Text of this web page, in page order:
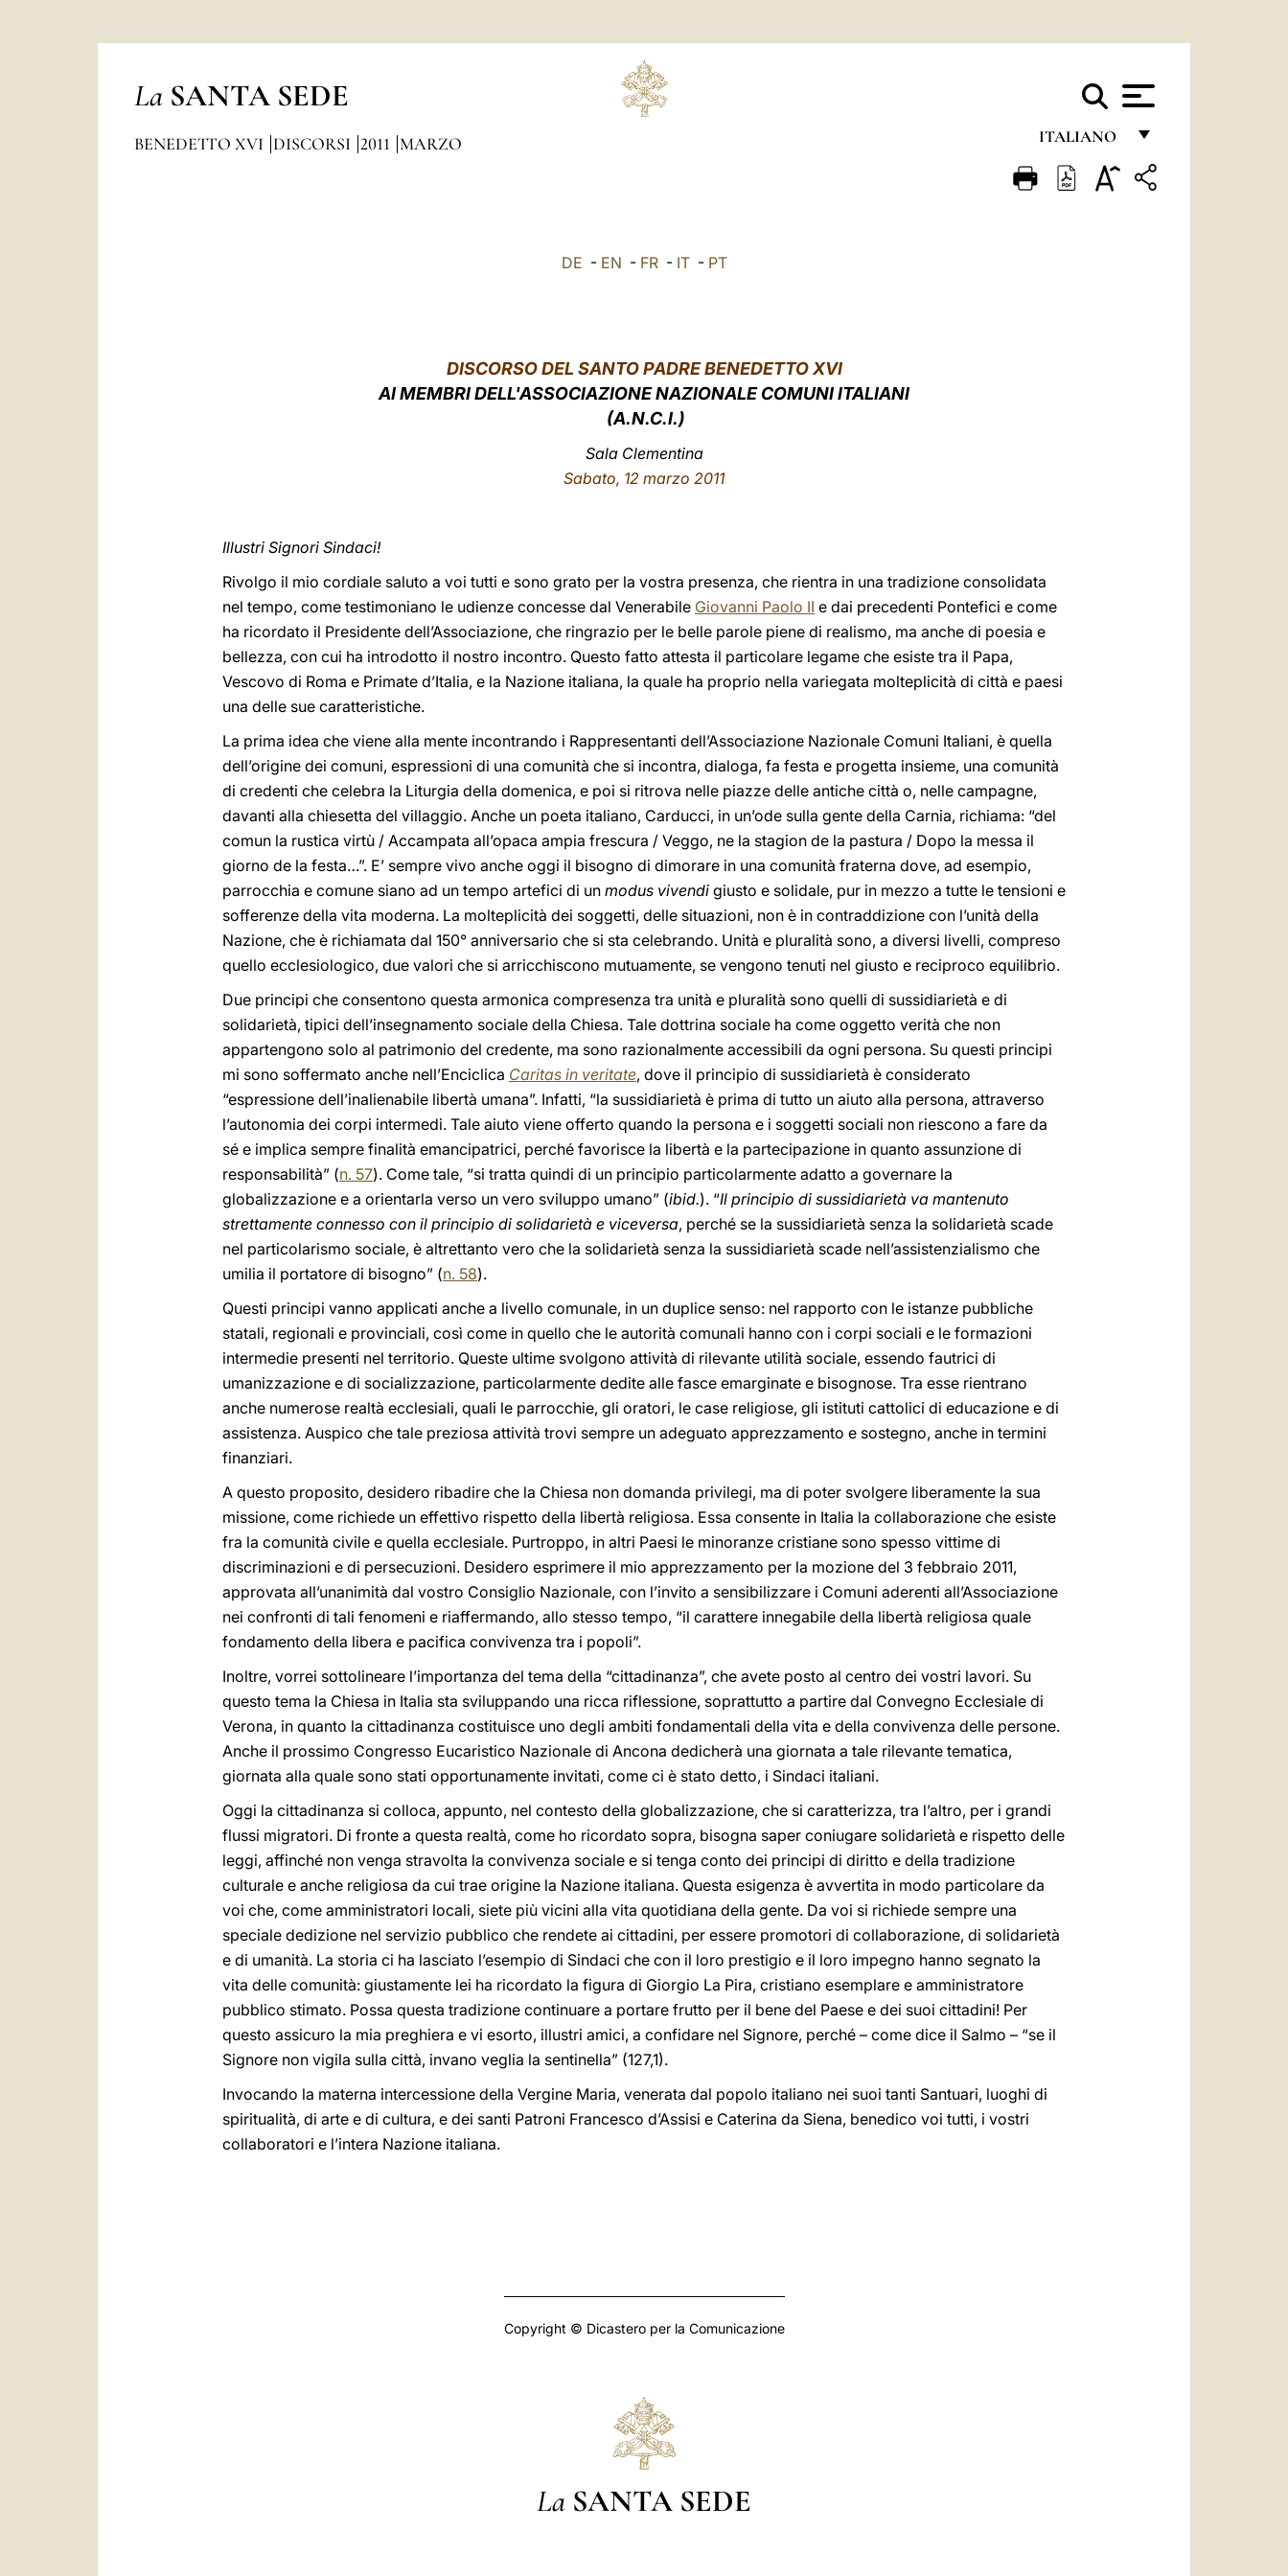
La SANTA SEDE
ITALIANO
FRANÇAIS
BENEDETTO XVI DISCORSI 2011 MARZO
DE - EN - FR- IT- PT
DISCORSO DEL SANTO PADRE BENEDETTO XVI
AIMEMBRI DELL'ASSOCIAZIONE NAZIONALE COMUNI ITALIANI
(A.N.C.I.)
Sala Clementina
Sabato, 12 marzo 2011
Illustri Signori Sindaci!
Rivolgo il mio cordiale saluto a voi tutti e sono grato per la vostra presenza, che rientra in una tradizione consolidata
nel tempo, come testimoniano le udienze concesse dal Venerabile Giovanni Paolo II e dai precedenti Pontefici e come
ha ricordato il Presidente dell’Associazione, che ringrazio per le belle parole piene di realismo, ma anche di poesia e
bellezza, con cui ha introdotto il nostro incontro. Questo fatto attesta il particolare legame che esiste tra il Papa,
Vescovo di Roma e Primate d’Italia, e la Nazione italiana, la quale ha proprio nella variegata molteplicità di città e paesi
una delle sue caratteristiche.
La prima idea che viene alla mente incontrando i Rappresentanti dell’Associazione Nazionale Comuni Italiani, è quella
dell’origine dei comuni, espressioni di una comunità che si incontra, dialoga, fa festa e progetta insieme, una comunità
di credenti che celebra la Liturgia della domenica, e poi si ritrova nelle piazze delle antiche città o, nelle campagne,
davanti alla chiesetta del villaggio. Anche un poeta italiano, Carducci, in un’ode sulla gente della Carnia, richiama: “del
comun la rustica virtù / Accampata all’opaca ampia frescura / Veggo, ne la stagion de la pastura / Dopo la messa il
giorno de la festa…”. E’ sempre vivo anche oggi il bisogno di dimorare in una comunità fraterna dove, ad esempio,
parrocchia e comune siano ad un tempo artefici di un modus vivendi giusto e solidale, pur in mezzo a tutte le tensioni e
sofferenze della vita moderna. La molteplicità dei soggetti, delle situazioni, non è in contraddizione con l’unità della
Nazione, che è richiamata dal 150° anniversario che si sta celebrando. Unità e pluralità sono, a diversi livelli, compreso
quello ecclesiologico, due valori che si arricchiscono mutuamente, se vengono tenuti nel giusto e reciproco equilibrio.
Due principi che consentono questa armonica compresenza tra unità e pluralità sono quelli di sussidiarietà e di
solidarietà, tipici dell’insegnamento sociale della Chiesa. Tale dottrina sociale ha come oggetto verità che non
appartengono solo al patrimonio del credente, ma sono razionalmente accessibili da ogni persona. Su questi principi
mi sono soffermato anche nell’Enciclica Caritas in veritate, dove il principio di sussidiarietà è considerato
“espressione dell’inalienabile libertà umana”. Infatti, “la sussidiarietà è prima di tutto un aiuto alla persona, attraverso
l’autonomia dei corpi intermedi. Tale aiuto viene offerto quando la persona e i soggetti sociali non riescono a fare da
sé e implica sempre finalità emancipatrici, perché favorisce la libertà e la partecipazione in quanto assunzione di
responsabilità” (n. 57). Come tale, “si tratta quindi di un principio particolarmente adatto a governare la
globalizzazione e a orientarla verso un vero sviluppo umano” (ibid.). “Il principio di sussidiarietà va mantenuto
strettamente connesso con il principio di solidarietà e viceversa, perché se la sussidiarietà senza la solidarietà scade
nel particolarismo sociale, è altrettanto vero che la solidarietà senza la sussidiarietà scade nell’assistenzialismo che
umilia il portatore di bisogno” (n. 58).
Questi principi vanno applicati anche a livello comunale, in un duplice senso: nel rapporto con le istanze pubbliche
statali, regionali e provinciali, così come in quello che le autorità comunali hanno con i corpi sociali e le formazioni
intermedie presenti nel territorio. Queste ultime svolgono attività di rilevante utilità sociale, essendo fautrici di
umanizzazione e di socializzazione, particolarmente dedite alle fasce emarginate e bisognose. Tra esse rientrano
anche numerose realtà ecclesiali, quali le parrocchie, gli oratori, le case religiose, gli istituti cattolici di educazione e di
assistenza. Auspico che tale preziosa attività trovi sempre un adeguato apprezzamento e sostegno, anche in termini
finanziari.
A questo proposito, desidero ribadire che la Chiesa non domanda privilegi, ma di poter svolgere liberamente la sua
missione, come richiede un effettivo rispetto della libertà religiosa. Essa consente in Italia la collaborazione che esiste
fra la comunità civile e quella ecclesiale. Purtroppo, in altri Paesi le minoranze cristiane sono spesso vittime di
discriminazioni e di persecuzioni. Desidero esprimere il mio apprezzamento per la mozione del 3 febbraio 2011,
approvata all’unanimità dal vostro Consiglio Nazionale, con l’invito a sensibilizzare i Comuni aderenti all’Associazione
nei confronti di tali fenomeni e riaffermando, allo stesso tempo, “il carattere innegabile della libertà religiosa quale
fondamento della libera e pacifica convivenza tra i popoli”.
Inoltre, vorrei sottolineare l’importanza del tema della “cittadinanza”, che avete posto al centro dei vostri lavori. Su
questo tema la Chiesa in Italia sta sviluppando una ricca riflessione, soprattutto a partire dal Convegno Ecclesiale di
Verona, in quanto la cittadinanza costituisce uno degli ambiti fondamentali della vita e della convivenza delle persone.
Anche il prossimo Congresso Eucaristico Nazionale di Ancona dedicherà una giornata a tale rilevante tematica,
giornata alla quale sono stati opportunamente invitati, come ci è stato detto, i Sindaci italiani.
Oggi la cittadinanza si colloca, appunto, nel contesto della globalizzazione, che si caratterizza, tra l’altro, per i grandi
flussi migratori. Di fronte a questa realtà, come ho ricordato sopra, bisogna saper coniugare solidarietà e rispetto delle
leggi, affinché non venga stravolta la convivenza sociale e si tenga conto dei principi di diritto e della tradizione
culturale e anche religiosa da cui trae origine la Nazione italiana. Questa esigenza è avvertita in modo particolare da
voi che, come amministratori locali, siete più vicini alla vita quotidiana della gente. Da voi si richiede sempre una
speciale dedizione nel servizio pubblico che rendete ai cittadini, per essere promotori di collaborazione, di solidarietà
e di umanità. La storia ci ha lasciato l’esempio di Sindaci che con il loro prestigio e il loro impegno hanno segnato la
vita delle comunità: giustamente lei ha ricordato la figura di Giorgio La Pira, cristiano esemplare e amministratore
pubblico stimato. Possa questa tradizione continuare a portare frutto per il bene del Paese e dei suoi cittadini! Per
questo assicuro la mia preghiera e vi esorto, illustri amici, a confidare nel Signore, perché – come dice il Salmo – “se il
Signore non vigila sulla città, invano veglia la sentinella” (127,1).
Invocando la materna intercessione della Vergine Maria, venerata dal popolo italiano nei suoi tanti Santuari, luoghi di
spiritualità, di arte e di cultura, e dei santi Patroni Francesco d’Assisi e Caterina da Siena, benedico voi tutti, i vostri
collaboratori e l’intera Nazione italiana.
Copyright © Dicastero per la Comunicazione
La SANTA SEDE